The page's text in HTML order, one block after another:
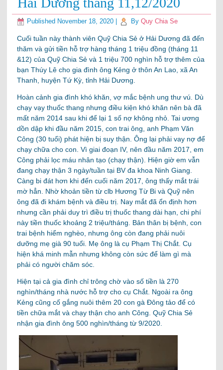
Published November 18, 2020 By Quy Chia Se
Cuối tuần này thành viên Quỹ Chia Sẻ ở Hải Dương đã đến
thăm và gửi tiền hỗ trợ hàng tháng 1 triệu đồng (tháng 11
&12) của Quỹ Chia Sẻ và 1 triệu 700 nghìn hỗ trợ thêm của
bạn Thúy Lê cho gia đình ông Kẻng ở thôn An Lao, xã An
Thanh, huyện Tứ Kỳ, tỉnh Hải Dương.
Hoàn cảnh gia đình khó khăn, vợ mắc bệnh ung thư vú. Dù
chạy vạy thuốc thang nhưng điều kiện khó khăn nên bà đã
mất năm 2014 sau khi để lại 1 số nợ không nhỏ. Tai ương
dồn dập khi đầu năm 2015, con trai ông, anh Phạm Văn
Công (30 tuổi) phát hiện bị suy thận. Ông lại phải vay nợ để
chạy chữa cho con. Vì giai đoạn IV, nên đầu năm 2017, em
Công phải lọc máu nhân tạo (chạy thận). Hiện giờ em vẫn
đang chạy thận 3 ngày/tuần tại BV đa khoa Ninh Giang.
Càng bi đát hơn khi đến cuối năm 2017, ông thấy mắt trái
mờ hẳn. Nhờ khoản tiền từ clb Hương Từ Bi và Quỹ nên
ông đã đi khám bệnh và điều trị. Nay mắt đã ổn định hơn
nhưng cần phải duy trì điều trị thuốc thang dài hạn, chi phí
này tiền thuốc khoảng 2 triệu/tháng. Bản thân bị bệnh, con
trai bệnh hiểm nghèo, nhưng ông còn đang phải nuôi
dưỡng mẹ già 90 tuổi. Mẹ ông là cụ Phạm Thị Chắt. Cụ
hiện khá minh mẫn nhưng không còn sức để làm gì mà
phải có người chăm sóc.
Hiện tại cả gia đình chỉ trông chờ vào số tiền là 270
nghìn/tháng nhà nước hỗ trợ cho cụ Chắt. Ngoài ra ông
Kẻng cũng cố gắng nuôi thêm 20 con gà Đông tảo để có
tiền chữa mắt và chạy thận cho anh Công. Quỹ Chia Sẻ
nhận gia đình ông 500 nghìn/tháng từ 9/2020.